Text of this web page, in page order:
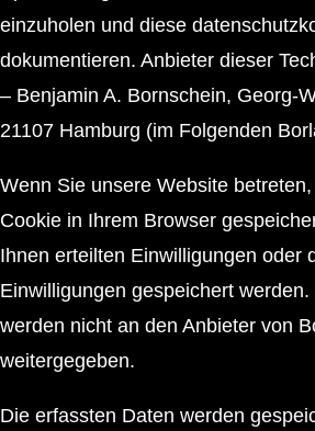
einzuholen und diese
dokumentieren. Anbieter dieser
– Benjamin A. Bornschein, Georg-
21107 Hamburg (im Folgenden
Wenn Sie unsere Website
Cookie in Ihrem Browser
Ihnen erteilten Einwilligungen oder
Einwilligungen gespeichert
werden nicht an den Anbieter von
weitergegeben.
Die erfassten Daten werden